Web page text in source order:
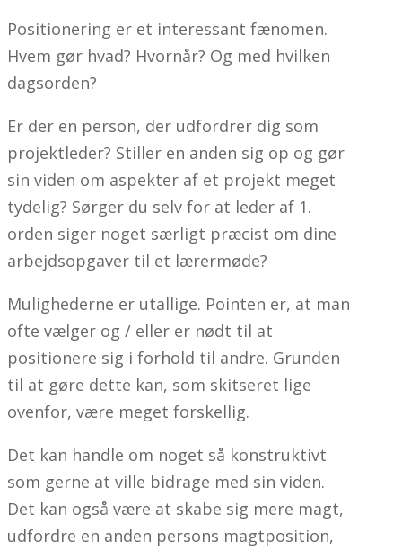
Positionering er et interessant fænomen.
Hvem gør hvad? Hvornår? Og med hvilken
dagsorden?
Er der en person, der udfordrer dig som
projektleder? Stiller en anden sig op og gør
sin viden om aspekter af et projekt meget
tydelig? Sørger du selv for at leder af 1.
orden siger noget særligt præcist om dine
arbejdsopgaver til et lærermøde?
Mulighederne er utallige. Pointen er, at man
ofte vælger og / eller er nødt til at
positionere sig i forhold til andre. Grunden
til at gøre dette kan, som skitseret lige
ovenfor, være meget forskellig.
Det kan handle om noget så konstruktivt
som gerne at ville bidrage med sin viden.
Det kan også være at skabe sig mere magt,
udfordre en anden persons magtposition,